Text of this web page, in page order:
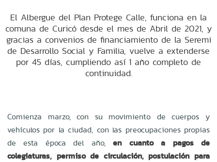
El Albergue del Plan Protege Calle, funciona en la
comuna de Curicó desde el mes de Abril de 2021, y
gracias a convenios de financiamiento de la Seremi
de Desarrollo Social y Familia, vuelve a extenderse
por 45 días, cumpliendo así 1 año completo de
continuidad.
Comienza marzo, con su movimiento de cuerpos y
vehículos por la ciudad, con las preocupaciones propias
de esta época del año,en cuanto a pagos de
colegiaturas, permiso de circulación, postulación para